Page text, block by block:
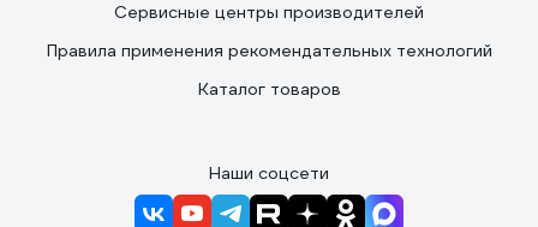
Сервисные центры производителей
Правила применения рекомендательных технологий
Каталог товаров
Наши соцсети